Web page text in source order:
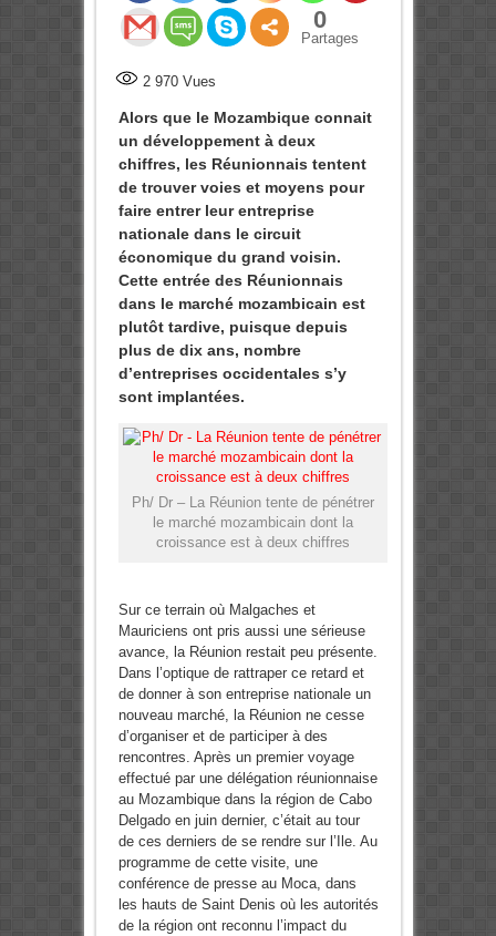
0
Partages
2 970Vues
Alors que le Mozambique connait
un développement à deux
chiffres, les Réunionnais tentent
de trouver voies et moyens pour
faire entrer leur entreprise
nationale dans le circuit
économique du grand voisin.
Cette entrée des Réunionnais
dans le marché mozambicain est
plutôt tardive, puisque depuis
plus de dix ans, nombre
d’entreprises occidentales s’y
sont implantées.
Ph/ Dr – La Réunion tente de pénétrer
le marché mozambicain dont la
croissance est à deux chiffres
Sur ce terrain où Malgaches et
Mauriciens ont pris aussi une sérieuse
avance, la Réunion restait peu présente.
Dans l’optique de rattraper ce retard et
de donner à son entreprise nationale un
nouveau marché, la Réunion ne cesse
d’organiser et de participer à des
rencontres. Après un premier voyage
effectué par une délégation réunionnaise
au Mozambique dans la région de Cabo
Delgado en juin dernier, c’était au tour
de ces derniers de se rendre sur l’Ile. Au
programme de cette visite, une
conférence de presse au Moca, dans
les hauts de Saint Denis où les autorités
de la région ont reconnu l’impact du